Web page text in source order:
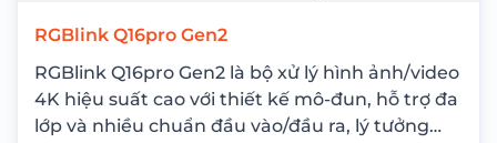
RGBlink Q16pro Gen2
RGBlink Q16pro Gen2 là bộ xử lý hình ảnh/video
4K hiệu suất cao với thiết kế mô-đun, hỗ trợ đa
lớp và nhiều chuẩn đầu vào/đầu ra, lý tưởng